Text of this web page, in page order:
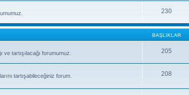
230
BAŞLIKLAR
tartışılacağı forumumuz.
205
tartışabileceğiniz forum.
208